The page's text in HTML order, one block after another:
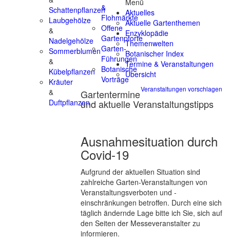
Schattenpflanzen
Laubgehölze
&
Nadelgehölze
Sommerblumen
&
Kübelpflanzen
Kräuter
&
Duftpflanzen
&
Flohmärkte
Offene
Gartenpforte
Garten-
Führungen
Botanische
Vorträge
Veranstaltungen vorschlagen
Gartentermine
und aktuelle Veranstaltungstipps
Ausnahmesituation durch
Covid-19
Aufgrund der aktuellen Situation sind
zahlreiche Garten-Veranstaltungen von
Veranstaltungsverboten und -
einschränkungen betroffen. Durch eine sich
täglich ändernde Lage bitte ich Sie, sich auf
den Seiten der Messeveranstalter zu
informieren.
Aktuelles
Aktuelle Gartenthemen
Enzyklopädie
Themenwelten
Botanischer Index
Termine & Veranstaltungen
Übersicht